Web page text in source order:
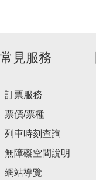
常見服務
訂票服務
票價/票種
列車時刻查詢
無障礙空間說明
網站導覽